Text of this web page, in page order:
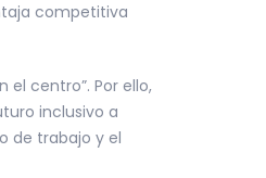
competitiva
el centro”. Por ello,
inclusivo a
de trabajo y el